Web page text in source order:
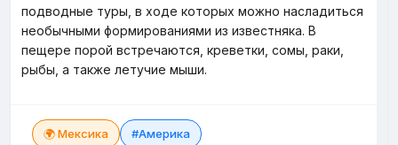
подводные туры, в ходе которых можно насладиться
необычными формированиями из известняка. В
пещере порой встречаются, креветки, сомы, раки,
рыбы, а также летучие мыши.
🌍 Мексика #Америка